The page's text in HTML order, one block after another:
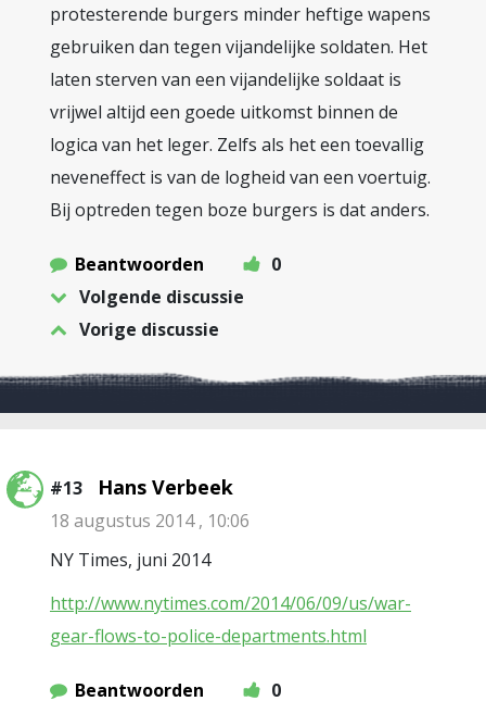
protesterende burgers minder heftige wapens
gebruiken dan tegen vijandelijke soldaten. Het
laten sterven van een vijandelijke soldaat is
vrijwel altijd een goede uitkomst binnen de
logica van het leger. Zelfs als het een toevallig
neveneffect is van de logheid van een voertuig.
Bij optreden tegen boze burgers is dat anders.
Beantwoorden
0
Volgende discussie
Vorige discussie
#13 Hans Verbeek
18 augustus 2014 , 10:06
NY Times, juni 2014
http://www.nytimes.com/2014/06/09/us/war-
gear-flows-to-police-departments.html
Beantwoorden 0